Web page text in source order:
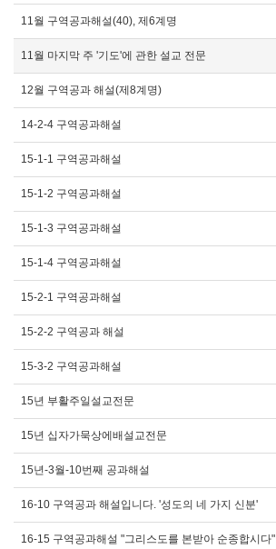
11월 구역공과해설(40), 제6계명
11월 마지막 주 '기도'에 관한 설교 전문
12월 구역공과 해설(제8계명)
14-2-4 구역공과해설
15-1-1 구역공과해설
15-1-2 구역공과해설
15-1-3 구역공과해설
15-1-4 구역공과해설
15-2-1 구역공과해설
15-2-2 구역공과 해설
15-3-2 구역공과해설
15년 부활주일설교전문
15년 십자가묵상에배설교전문
15년-3월-10번째 공과해설
16-10 구역공과 해설입니다. '성도의 네 가지 신분'
16-15 구역공과해설 "그리스도를 본받아 순종합시다"